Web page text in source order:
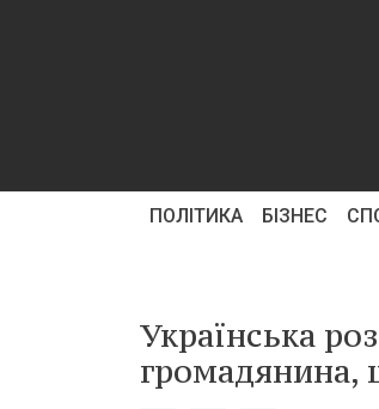
ПОЛІТИКА БІЗНЕС
Українська
громадянина,